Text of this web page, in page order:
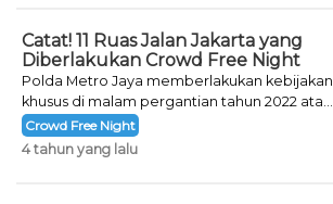
Catat! 11 Ruas Jalan Jakarta yang
Diberlakukan Crowd Free Night
Polda Metro Jaya memberlakukan kebijakan
khusus di malam pergantian tahun 2022 atau
Crowd Free Night selama dua hari.
Crowd Free Night
4 tahun yang lalu